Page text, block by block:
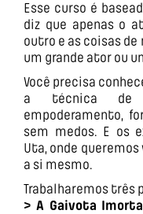
Esse curso é
diz que apenas o
outro e as coisas
um grande ator ou
Você precisa
a técnica de
empoderamento,
sem medos. E os
Uta, onde
a si mesmo.
Trabalharemos três
> A Gaivota